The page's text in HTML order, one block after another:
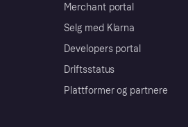
Merchant portal
Selg med Klarna
Developers portal
Driftsstatus
Plattformer og partnere